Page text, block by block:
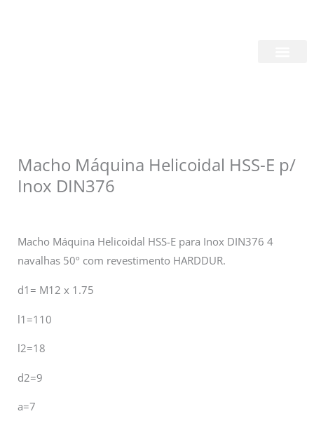
Macho Máquina Helicoidal HSS-E p/
Inox DIN376
Macho Máquina Helicoidal HSS-E para Inox DIN376 4
navalhas 50º com revestimento HARDDUR.
d1= M12 x 1.75
l1=110
l2=18
d2=9
a=7